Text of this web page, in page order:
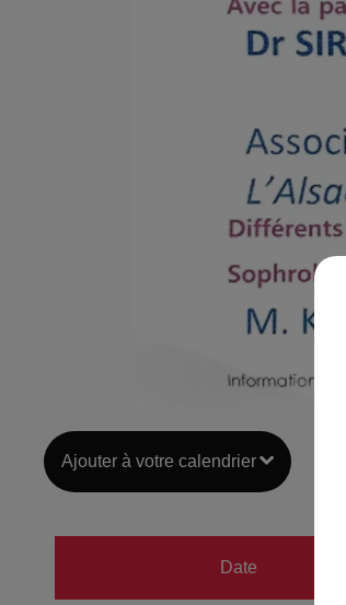
Ajouter à votre calendrier
Date